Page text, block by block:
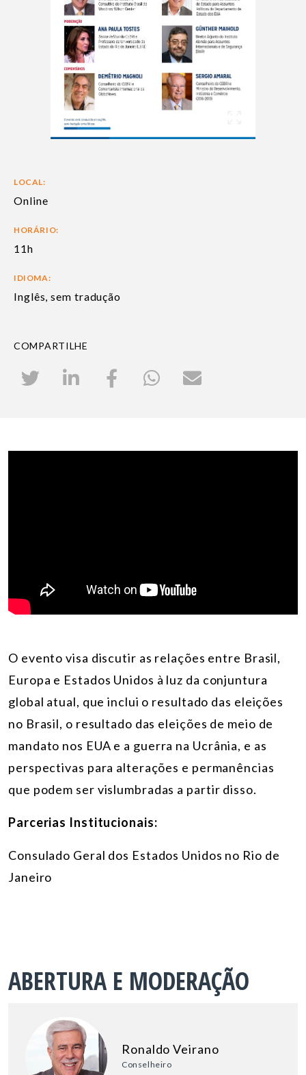
LOCAL:
Online
HORÁRIO:
11h
IDIOMA:
Inglês, sem tradução
COMPARTILHE
O evento visa discutir as relações entre Brasil,
Europa e Estados Unidos à luz da conjuntura
global atual, que inclui o resultado das eleições
no Brasil, o resultado das eleições de meio de
mandato nos EUA e a guerra na Ucrânia, e as
perspectivas para alterações e permanências
que podem ser vislumbradas a partir disso.
Parcerias Institucionais:
Consulado Geral dos Estados Unidos no Rio de
Janeiro
ABERTURA E MODERAÇÃO
Ronaldo Veirano
Conselheiro